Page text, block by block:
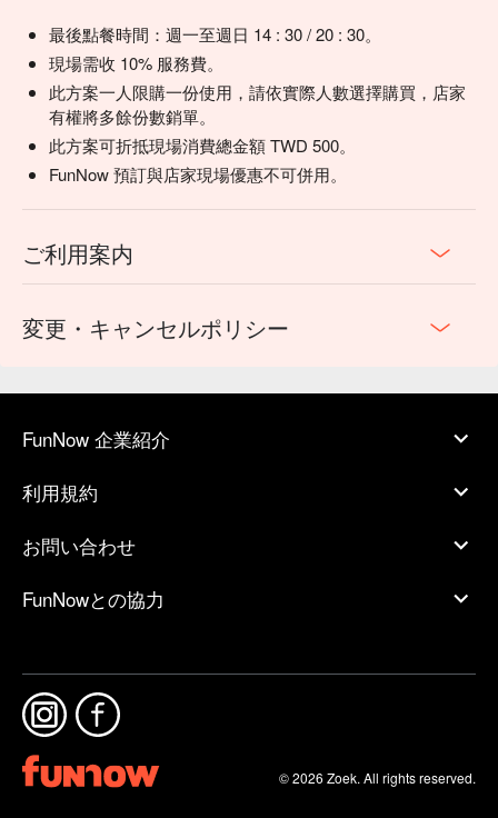
最後點餐時間：週一至週日 14 : 30 / 20 : 30。
現場需收 10% 服務費。
此方案一人限購一份使用，請依實際人數選擇購買，店家
有權將多餘份數銷單。
此方案可折抵現場消費總金額 TWD 500。
FunNow 預訂與店家現場優惠不可併用。
ご利用案内
変更・キャンセルポリシー
FunNow 企業紹介
利用規約
お問い合わせ
FunNowとの協力
© 2026 Zoek. All rights reserved.